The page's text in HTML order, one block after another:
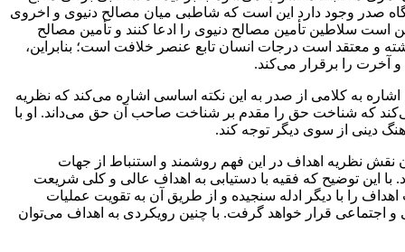
صدر وجود‌ دارد‌ این‌ است که شاطبی میان مصالح دنیوی‌ و اخروی‌
سلاطین تأمین مصالح دنیوی را‌ ادعا‌ کنند و تأمین مصالح
و معتقد است‌ درجات‌ انسان تابع عنصر خلافت است؛ بنابراین،
آخرت را برقرار‌ می‌کند‌‌‌‌.
به کلامی از‌ صدر‌ به این نکته اساسی اشاره می‌کند که نظریه
که شناخت حق را مقدم بر شناخت صاحب آن حق می‌داند‌‌‌‌‌‌‌‌. او با
دینی از سوی دیگر توجه کند‌‌‌‌.
نقش نظریه اهداف در این فهم روشمند و استنباط از جهات
با این توضیح که فقیه با دستیابی به اهداف عالی و کلی شریعت‌
را با دیگر ادله‌ سنجیده‌ و از طریق آن به تقویت‌ عملیات‌
و اجتماعی قرار خواهد گرفت‌‌‌‌‌‌‌‌. با چنین رویکردی به‌ اهداف‌ می‌توان